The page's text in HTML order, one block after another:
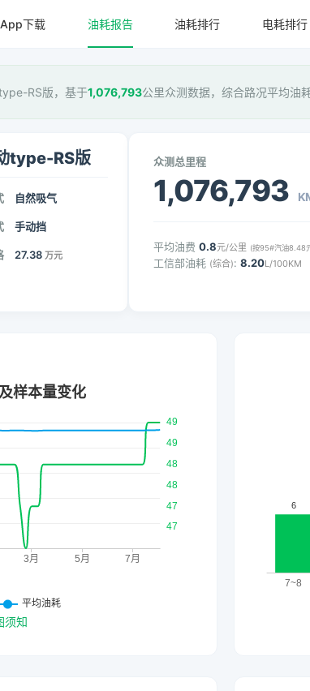
App下载 油耗报告 油耗排行 电耗排行
RS版，基于1,076,793公里众测数据，综合路况平均油
type-RS版
自然吸气
手动挡
27.38 万元
众测总里程
1,076,793
平均油费 0.8元/公里 (按95#汽油8.48
工信部油耗 (综合): 8.20L/100KM
须知